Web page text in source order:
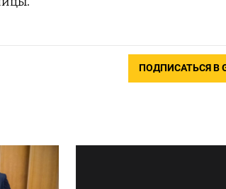
ПОДПИСАТЬСЯ В